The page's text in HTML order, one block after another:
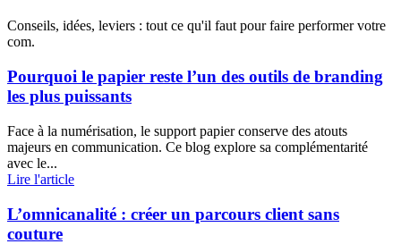
Conseils, idées, leviers : tout ce qu'il faut pour faire performer votre
com.
Pourquoi le papier reste l’un des outils de branding
les plus puissants
Face à la numérisation, le support papier conserve des atouts
majeurs en communication. Ce blog explore sa complémentarité
avec le...
Lire l'article
L’omnicanalité : créer un parcours client sans
couture